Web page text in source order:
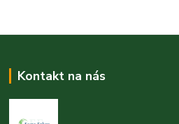
Kontakt na nás